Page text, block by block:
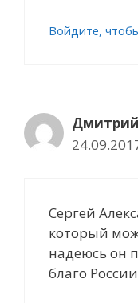
Войдите,
Дмитрий
Сергей
который
надеюсь он
благо